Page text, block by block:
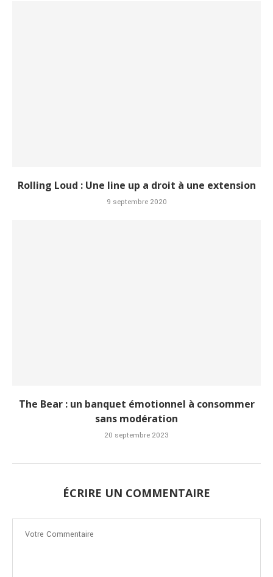
Rolling Loud : Une line up a droit à une extension
9 septembre 2020
The Bear : un banquet émotionnel à consommer
sans modération
20 septembre 2023
ÉCRIRE UN COMMENTAIRE